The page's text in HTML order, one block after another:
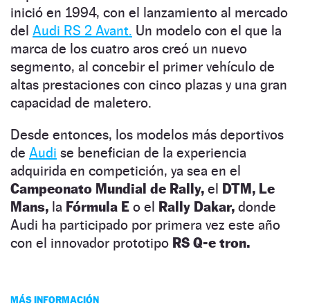
inició en 1994, con el lanzamiento al mercado
del Audi RS 2 Avant. Un modelo con el que la
marca de los cuatro aros creó un nuevo
segmento, al concebir el primer vehículo de
altas prestaciones con cinco plazas y una gran
capacidad de maletero.
Desde entonces, los modelos más deportivos
de Audi se benefician de la experiencia
adquirida en competición, ya sea en el
Campeonato Mundial de Rally, el DTM, Le
Mans, la Fórmula E o el Rally Dakar, donde
Audi ha participado por primera vez este año
con el innovador prototipo RS Q-e tron.
MÁS INFORMACIÓN